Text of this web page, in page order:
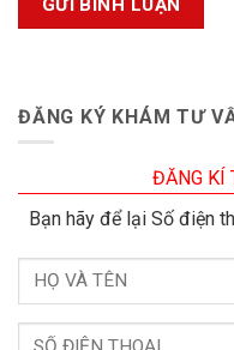
ĐĂNG KÝ KHÁM TƯ
ĐĂNG KÍ
Bạn hãy để lại Số điện